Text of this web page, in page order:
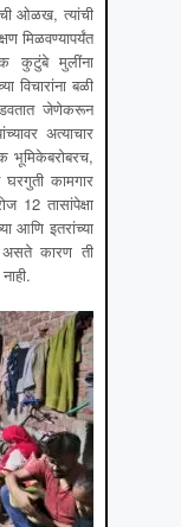
ओळख, त्यांची
मिळवण्यापर्यंत
कुटुंबे मुलींना
विचारांना बळी
जेणेकरून
अत्याचार
भूमिकेबरोबरच,
कामगार
12 तासांपेक्षा
आणि इतरांच्या
कारण ती